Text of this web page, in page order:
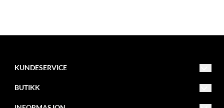
KUNDESERVICE
BUTIKK